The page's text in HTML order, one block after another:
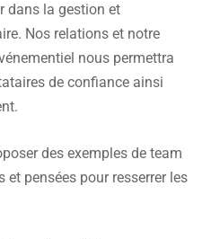
dans la gestion et
Nos relations et notre
nous permettra
de confiance ainsi
des exemples de team
et pensées pour resserrer les